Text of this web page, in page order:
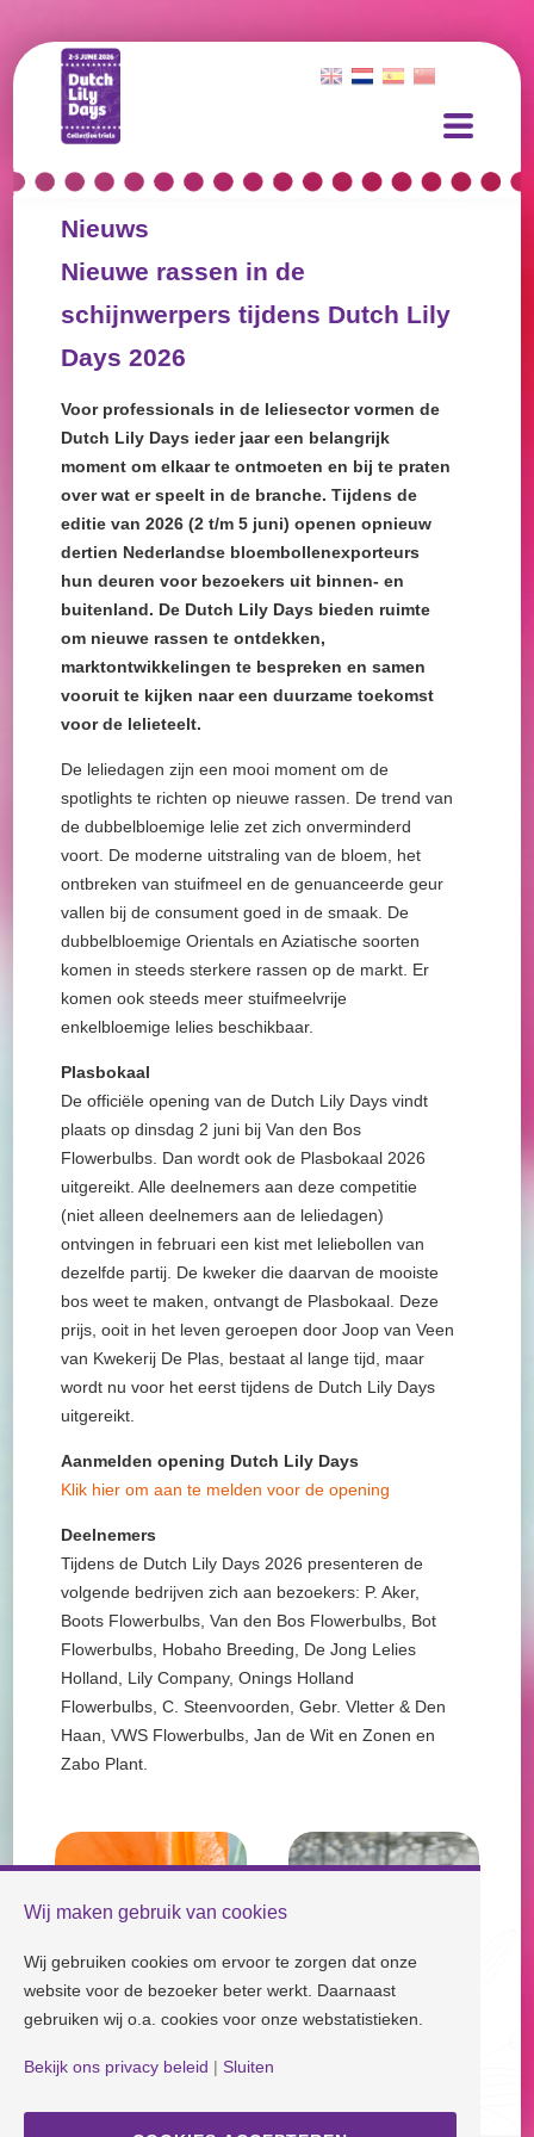
Nieuws
Nieuwe rassen in de
schijnwerpers tijdens Dutch Lily
Days 2026
Voor professionals in de leliesector vormen de
Dutch Lily Days ieder jaar een belangrijk
moment om elkaar te ontmoeten en bij te praten
over wat er speelt in de branche. Tijdens de
editie van 2026 (2 t/m 5 juni) openen opnieuw
dertien Nederlandse bloembollenexporteurs
hun deuren voor bezoekers uit binnen- en
buitenland. De Dutch Lily Days bieden ruimte
om nieuwe rassen te ontdekken,
marktontwikkelingen te bespreken en samen
vooruit te kijken naar een duurzame toekomst
voor de lelieteelt.
De leliedagen zijn een mooi moment om de
spotlights te richten op nieuwe rassen. De trend van
de dubbelbloemige lelie zet zich onverminderd
voort. De moderne uitstraling van de bloem, het
ontbreken van stuifmeel en de genuanceerde geur
vallen bij de consument goed in de smaak. De
dubbelbloemige Orientals en Aziatische soorten
komen in steeds sterkere rassen op de markt. Er
komen ook steeds meer stuifmeelvrije
enkelbloemige lelies beschikbaar.
Plasbokaal
De officiële opening van de Dutch Lily Days vindt
plaats op dinsdag 2 juni bij Van den Bos
Flowerbulbs. Dan wordt ook de Plasbokaal 2026
uitgereikt. Alle deelnemers aan deze competitie
(niet alleen deelnemers aan de leliedagen)
ontvingen in februari een kist met leliebollen van
dezelfde partij. De kweker die daarvan de mooiste
bos weet te maken, ontvangt de Plasbokaal. Deze
prijs, ooit in het leven geroepen door Joop van Veen
van Kwekerij De Plas, bestaat al lange tijd, maar
wordt nu voor het eerst tijdens de Dutch Lily Days
uitgereikt.
Aanmelden opening Dutch Lily Days
Klik hier om aan te melden voor de opening
Deelnemers
Tijdens de Dutch Lily Days 2026 presenteren de
volgende bedrijven zich aan bezoekers: P. Aker,
Boots Flowerbulbs, Van den Bos Flowerbulbs, Bot
Flowerbulbs, Hobaho Breeding, De Jong Lelies
Holland, Lily Company, Onings Holland
Flowerbulbs, C. Steenvoorden, Gebr. Vletter & Den
Haan, VWS Flowerbulbs, Jan de Wit en Zonen en
Zabo Plant.
Check our socials and stay tuned!
Wij maken gebruik van cookies
Wij gebruiken cookies om ervoor te zorgen dat onze
website voor de bezoeker beter werkt. Daarnaast
gebruiken wij o.a. cookies voor onze webstatistieken.
Bekijk ons privacy beleid | Sluiten